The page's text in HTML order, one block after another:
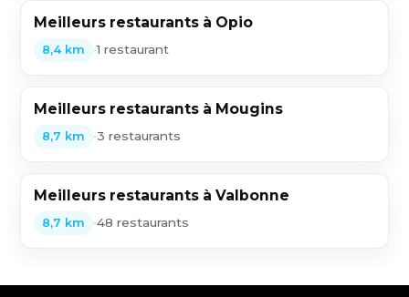
Meilleurs restaurants à Opio
8,4 km •1 restaurant
Meilleurs restaurants à Mougins
8,7 km •3 restaurants
Meilleurs restaurants à Valbonne
8,7 km •48 restaurants